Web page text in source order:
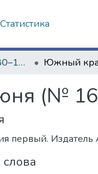
Статистика
"Южный край" (1880–1919 гг.)
(№
первый.